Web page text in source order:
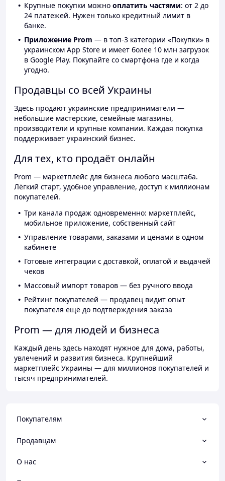
Крупные покупки можно оплатить частями: от 2 до
24 платежей. Нужен только кредитный лимит в
банке.
Приложение Prom — в топ-3 категории «Покупки» в
украинском App Store и имеет более 10 млн загрузок
в Google Play. Покупайте со смартфона где и когда
угодно.
Продавцы со всей Украины
Здесь продают украинские предприниматели —
небольшие мастерские, семейные магазины,
производители и крупные компании. Каждая покупка
поддерживает украинский бизнес.
Для тех, кто продаёт онлайн
Prom — маркетплейс для бизнеса любого масштаба.
Лёгкий старт, удобное управление, доступ к миллионам
покупателей.
Три канала продаж одновременно: маркетплейс,
мобильное приложение, собственный сайт
Управление товарами, заказами и ценами в одном
кабинете
Готовые интеграции с доставкой, оплатой и выдачей
чеков
Массовый импорт товаров — без ручного ввода
Рейтинг покупателей — продавец видит опыт
покупателя ещё до подтверждения заказа
Prom — для людей и бизнеса
Каждый день здесь находят нужное для дома, работы,
увлечений и развития бизнеса. Крупнейший
маркетплейс Украины — для миллионов покупателей и
тысяч предпринимателей.
Покупателям
Продавцам
О нас